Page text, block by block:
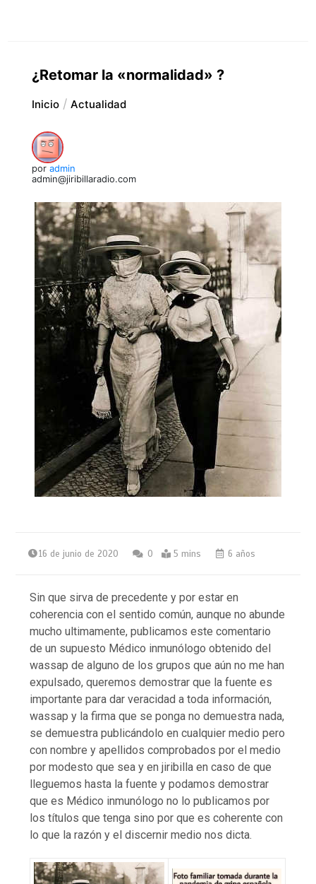
¿Retomar la «normalidad» ?
Inicio Actualidad
por admin
admin@jiribillaradio.com
16 de junio de 2020 0 5 mins 6 años
Sin que sirva de precedente y por estar en
coherencia con el sentido común, aunque no abunde
mucho ultimamente, publicamos este comentario
de un supuesto Médico inmunólogo obtenido del
wassap de alguno de los grupos que aún no me han
expulsado, queremos demostrar que la fuente es
importante para dar veracidad a toda información,
wassap y la firma que se ponga no demuestra nada,
se demuestra publicándolo en cualquier medio pero
con nombre y apellidos comprobados por el medio
por modesto que sea y en jiribilla en caso de que
lleguemos hasta la fuente y podamos demostrar
que es Médico inmunólogo no lo publicamos por
los títulos que tenga sino por que es coherente con
lo que la razón y el discernir medio nos dicta.